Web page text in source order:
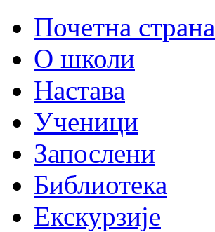
Почетна страна
О школи
Настава
Ученици
Запослени
Библиотека
Екскурзије